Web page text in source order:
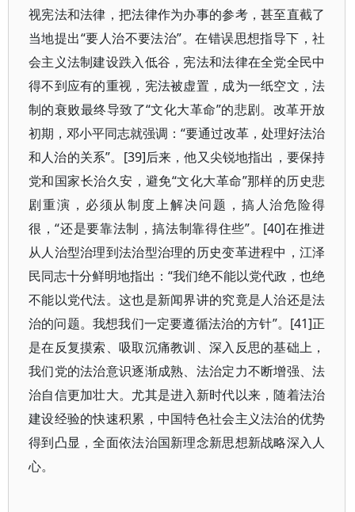
视宪法和法律，把法律作为办事的参考，甚至直截了
当地提出“要人治不要法治”。在错误思想指导下，社
会主义法制建设跌入低谷，宪法和法律在全党全民中
得不到应有的重视，宪法被虚置，成为一纸空文，法
制的衰败最终导致了“文化大革命”的悲剧。改革开放
初期，邓小平同志就强调：“要通过改革，处理好法治
和人治的关系”。[39]后来，他又尖锐地指出，要保持
党和国家长治久安，避免“文化大革命”那样的历史悲
剧重演，必须从制度上解决问题，搞人治危险得
很，“还是要靠法制，搞法制靠得住些”。[40]在推进
从人治型治理到法治型治理的历史变革进程中，江泽
民同志十分鲜明地指出：“我们绝不能以党代政，也绝
不能以党代法。这也是新闻界讲的究竟是人治还是法
治的问题。我想我们一定要遵循法治的方针”。[41]正
是在反复摸索、吸取沉痛教训、深入反思的基础上，
我们党的法治意识逐渐成熟、法治定力不断增强、法
治自信更加壮大。尤其是进入新时代以来，随着法治
建设经验的快速积累，中国特色社会主义法治的优势
得到凸显，全面依法治国新理念新思想新战略深入人
心。